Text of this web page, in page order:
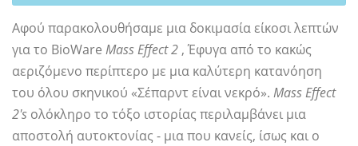
Αφού παρακολουθήσαμε μια δοκιμασία είκοσι λεπτών
για το BioWare Mass Effect 2 , Έφυγα από το κακώς
αεριζόμενο περίπτερο με μια καλύτερη κατανόηση
του όλου σκηνικού «Σέπαρντ είναι νεκρό». Mass Effect
2's ολόκληρο το τόξο ιστορίας περιλαμβάνει μια
αποστολή αυτοκτονίας - μια που κανείς, ίσως και ο